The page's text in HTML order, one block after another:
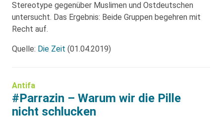
Stereotype gegenüber Muslimen und Ostdeutschen
untersucht. Das Ergebnis: Beide Gruppen begehren mit
Recht auf.
Quelle: Die Zeit (01.04.2019)
Antifa
#Parrazin – Warum wir die Pille
nicht schlucken